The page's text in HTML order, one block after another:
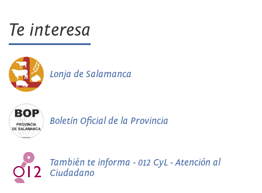
Te interesa
Lonja de Salamanca
Boletín Oficial de la Provincia
También te informa - 012 CyL - Atención al
Ciudadano